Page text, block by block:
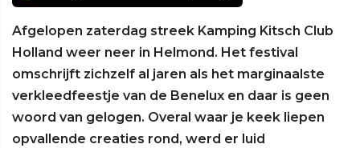
Afgelopen zaterdag streek Kamping Kitsch Club
Holland weer neer in Helmond. Het festival
omschrijft zichzelf al jaren als het marginaalste
verkleedfeestje van de Benelux en daar is geen
woord van gelogen. Overal waar je keek liepen
opvallende creaties rond, werd er luid